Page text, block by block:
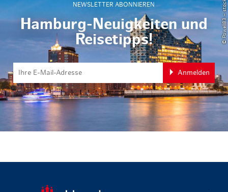
NEWSLETTER ABONNIEREN
Hamburg-Neuigkeiten und
Reisetipps!
Anmelden